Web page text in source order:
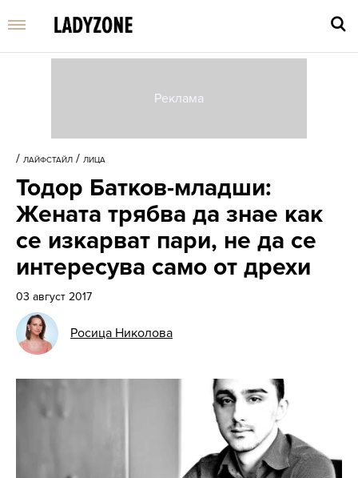
/ ЛАЙФСТАЙЛ / ЛИЦА
Тодор Батков-младши:
Жената трябва да знае как
се изкарват пари, не да се
интересува само от дрехи
03 август 2017
Росица Николова